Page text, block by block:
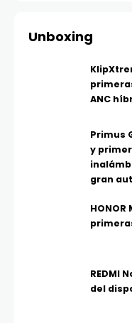
Unboxing
ANC
Primus
y
gran
REDMI
del